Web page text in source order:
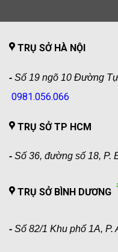
TRỤ SỞ HÀ NỘI
- Số 19 ngõ 10 Đường
0981.056.066
TRỤ SỞ TP HCM
- Số 36, đường số 18, P.
TRỤ SỞ BÌNH DƯƠNG
- Số 82/1 Khu phố 1A, P.